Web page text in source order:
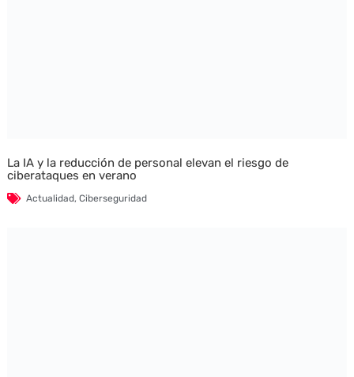
La IA y la reducción de personal elevan el riesgo de
ciberataques en verano
Actualidad, Ciberseguridad